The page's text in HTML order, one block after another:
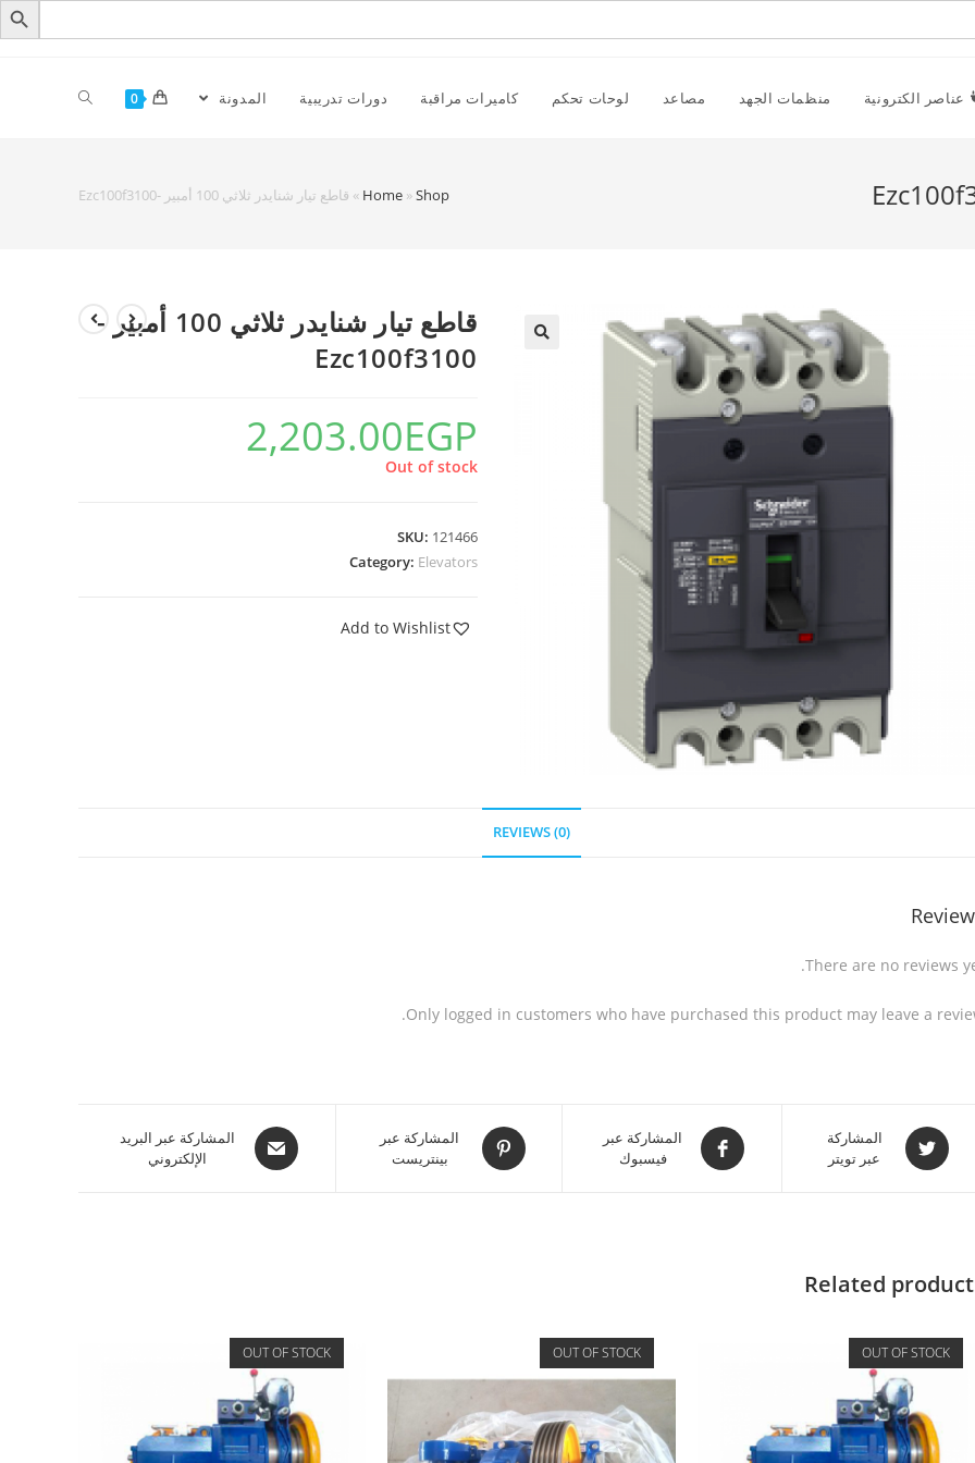
عناصر الكترونية منظمات الجهد مصاعد لوحات تحكم كاميرات مراقبة دورات تدريبية المدونة 0
Home »Shop
» قاطع تيار شنايدر ثلاثي 100 أمبير -Ezc100f3100
قاطع تيار شنايدر ثلاثي 100 أمبير -
Ezc100f3100
2,203.00EGP
Out of stock
SKU: 121466
Category: Elevators
Add to Wishlist
REVIEWS (0)
There are no reviews
Only logged in customers who have purchased this product may leave a
المشاركة
عبر تويتر
المشاركة عبر
فيسبوك
المشاركة عبر
بينتريست
المشاركة عبر البريد
الإلكتروني
Related
OUT OF STOCK
OUT OF STOCK
OUT OF STOCK